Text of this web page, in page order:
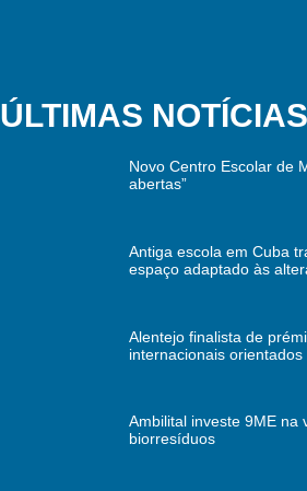
ÚLTIMAS NOTÍCIAS
Novo Centro Escolar de
abertas”
Antiga escola em Cuba
espaço adaptado às
Alentejo finalista de
internacionais
Ambilital investe 9ME na
biorresíduos